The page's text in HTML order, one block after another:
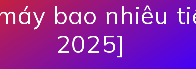
bao nhiêu
2025]